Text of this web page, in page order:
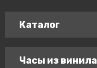
Каталог
Часы из винила